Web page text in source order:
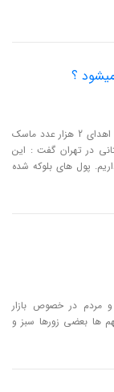
؟
سخنگوی وزارت خارجه در واکنش به اهدای 2 هزار عدد ماسک
در تهران گفت : این
پول های بلوکه شده
مردم در خصوص بازار
ها بعضی زورها سبز و